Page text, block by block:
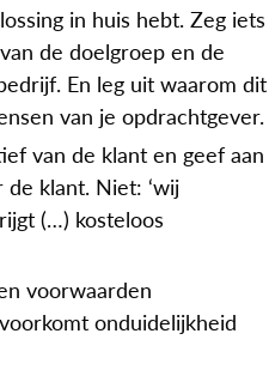
in huis hebt. Zeg iets
de doelgroep en de
En leg uit waarom dit
van je opdrachtgever.
van de klant en geef aan
klant. Niet: ‘wij
(…) kosteloos
voorwaarden
onduidelijkheid